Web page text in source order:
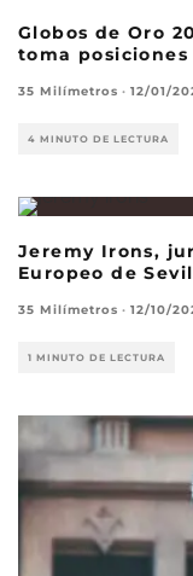
Globos de Oro
toma posiciones
35 Milímetros · 12/01/
4 MINUTO DE LECTURA
Jeremy Irons,
Europeo de
35 Milímetros · 12/10/
1 MINUTO DE LECTURA